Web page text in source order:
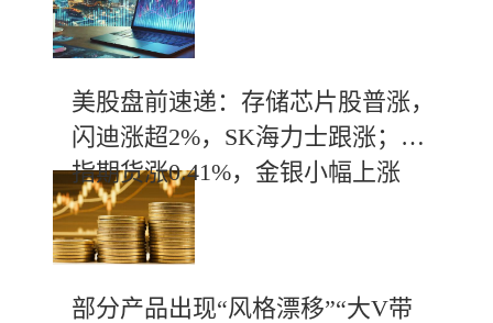
美股盘前速递：存储芯片股普涨，
闪迪涨超2%，SK海力士跟涨；纳
指期货涨0.41%，金银小幅上涨
部分产品出现“风格漂移”“大V带